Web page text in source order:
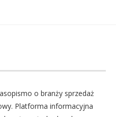
o branży sprzedaż
Platforma informacyjna